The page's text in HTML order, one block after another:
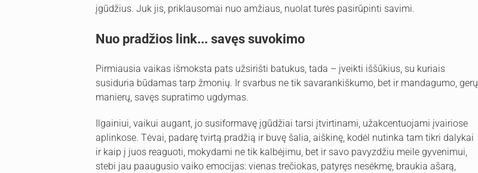
įgūdžius. Juk jis, priklausomai nuo amžiaus, nuolat turės pasirūpinti savimi.
Nuo pradžios link... savęs suvokimo
Pirmiausia vaikas išmoksta pats užsirišti batukus, tada – įveikti iššūkius, su kuriais
susiduria būdamas tarp žmonių. Ir svarbus ne tik savarankiškumo, bet ir mandagumo, gerų
manierų, savęs supratimo ugdymas.
Ilgainiui, vaikui augant, jo susiformavę įgūdžiai tarsi įtvirtinami, užakcentuojami įvairiose
aplinkose. Tėvai, padarę tvirtą pradžią ir buvę šalia, aiškinę, kodėl nutinka tam tikri dalykai
ir kaip į juos reaguoti, mokydami ne tik kalbėjimu, bet ir savo pavyzdžiu meile gyvenimui,
stebi jau paaugusio vaiko emocijas: vienas trečiokas, patyręs nesėkmę, braukia ašarą,